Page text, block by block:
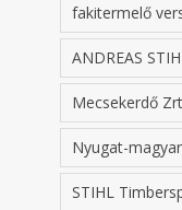
fakitermelő
ANDREAS
Mecsekerdő
Nyugat-
STIHL